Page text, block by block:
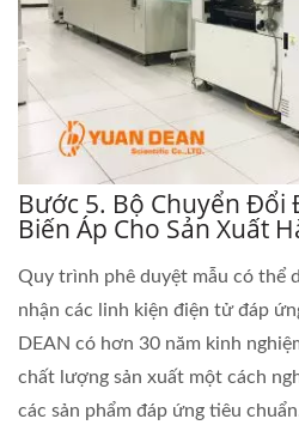
Bước 5. Bộ Chuyển Đổi
Biến Áp Cho Sản Xuất
Quy trình phê duyệt mẫu có thể
nhận các linh kiện điện tử đáp
DEAN có hơn 30 năm kinh
chất lượng sản xuất một cách
các sản phẩm đáp ứng tiêu